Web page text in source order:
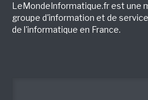
LeMondeInformatique.fr est une
groupe d'information et de
de l'informatique en France.